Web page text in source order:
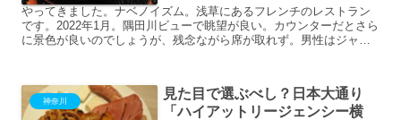
やってきました。ナベノイズム。浅草にあるフレンチのレストラン
です。2022年1月。隅田川ビューで眺望が良い。カウンターだとさら
に景色が良いのでしょうが、残念ながら席が取れず。男性はジャケ
神奈川
見た目で選ぶべし？日本大通り
「ハイアットリージェンシー横